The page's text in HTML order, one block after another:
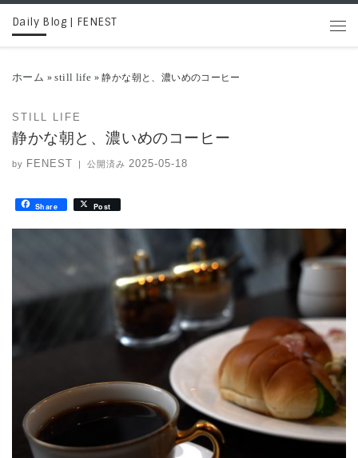
コンテンツへスキップ
Daily Blog | FENEST
ホーム » still life » 静かな朝と、濃いめのコーヒー
STILL LIFE
静かな朝と、濃いめのコーヒー
by FENEST | 公開済み 2025-05-18
Share Post